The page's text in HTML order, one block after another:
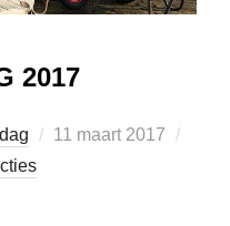
2017
Geplaatst
11 maart 2017